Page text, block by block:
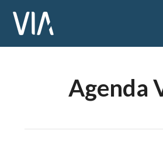
Agenda